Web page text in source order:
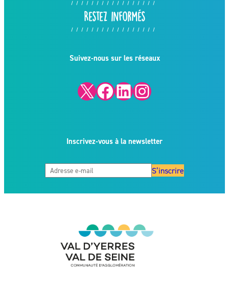
Restez informés
Suivez-nous sur les réseaux
X Facebook LinkedIn Instagram
Inscrivez-vous à la newsletter
S’inscrire